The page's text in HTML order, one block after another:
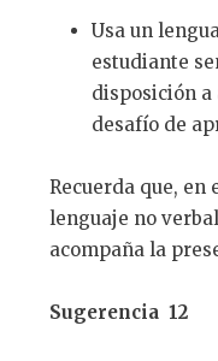
Usa un
estudiante
disposición a
desafío de
Recuerda que, en
lenguaje no
acompaña la
Sugerencia 12